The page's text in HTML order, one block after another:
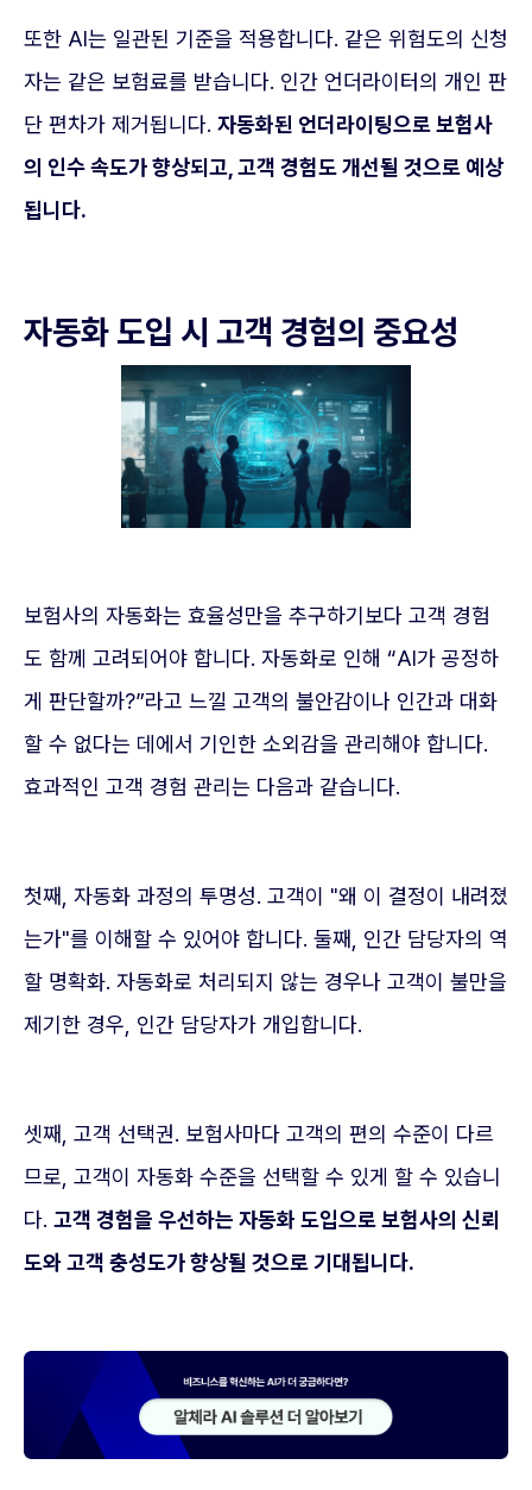
또한 AI는 일관된 기준을 적용합니다. 같은 위험도의 신청
자는 같은 보험료를 받습니다. 인간 언더라이터의 개인 판
단 편차가 제거됩니다. 자동화된 언더라이팅으로 보험사
의 인수 속도가 향상되고, 고객 경험도 개선될 것으로 예상
됩니다.
자동화 도입 시 고객 경험의 중요성
보험사의 자동화는 효율성만을 추구하기보다 고객 경험
도 함께 고려되어야 합니다. 자동화로 인해 “AI가 공정하
게 판단할까?”라고 느낄 고객의 불안감이나 인간과 대화
할 수 없다는 데에서 기인한 소외감을 관리해야 합니다.
효과적인 고객 경험 관리는 다음과 같습니다.
첫째, 자동화 과정의 투명성. 고객이 "왜 이 결정이 내려졌
는가"를 이해할 수 있어야 합니다. 둘째, 인간 담당자의 역
할 명확화. 자동화로 처리되지 않는 경우나 고객이 불만을
제기한 경우, 인간 담당자가 개입합니다.
셋째, 고객 선택권. 보험사마다 고객의 편의 수준이 다르
므로, 고객이 자동화 수준을 선택할 수 있게 할 수 있습니
다. 고객 경험을 우선하는 자동화 도입으로 보험사의 신뢰
도와 고객 충성도가 향상될 것으로 기대됩니다.